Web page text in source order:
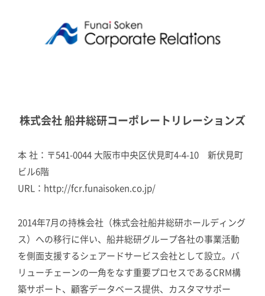
株式会社 船井総研コーポレートリレーションズ
本 社：〒541-0044 大阪市中央区伏見町4-4-10 新伏見町
ビル6階
URL：http://fcr.funaisoken.co.jp/
2014年7月の持株会社（株式会社船井総研ホールディング
ス）への移行に伴い、船井総研グループ各社の事業活動
を側面支援するシェアードサービス会社として設立。バ
リューチェーンの一角をなす重要プロセスであるCRM構
築サポート、顧客データベース提供、カスタマサポー